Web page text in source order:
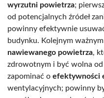
wyrzutni powietrza;
od potencjalnych źródeł
powinny efektywnie
budynku. Kolejnym
nawiewanego powietrza,
zdrowotnym i być wolna od
zapominać o efektywności
wentylacyjnych; powinny